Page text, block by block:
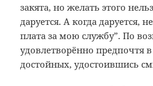
закята, но желатьэтого
даруется. Акогда даруется,
плата за мою службу”. По
удовлетворённо предпочтя
достойных, удостоившись